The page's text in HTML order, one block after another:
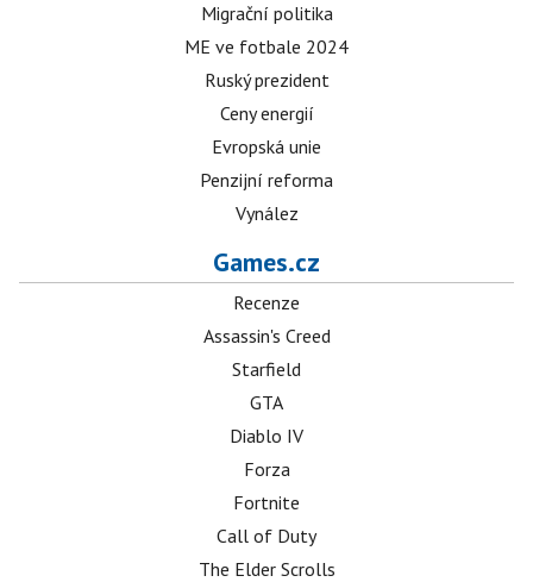
Migrační politika
ME ve fotbale 2024
Ruský prezident
Ceny energií
Evropská unie
Penzijní reforma
Vynález
Games.cz
Recenze
Assassin's Creed
Starfield
GTA
Diablo IV
Forza
Fortnite
Call of Duty
The Elder Scrolls